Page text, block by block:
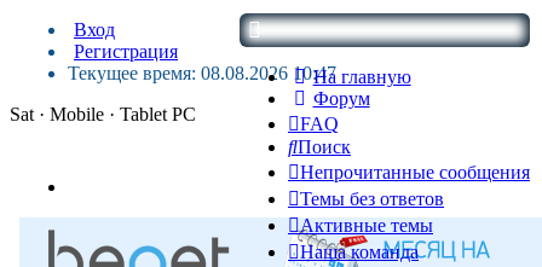
На главную
Форум
FAQ
Поиск
Непрочитанные сообщения
Темы без ответов
Активные темы
Наша команда
Вход
Регистрация
Текущее время: 08.08.2026 10:47
Sat · Mobile · Tablet PC